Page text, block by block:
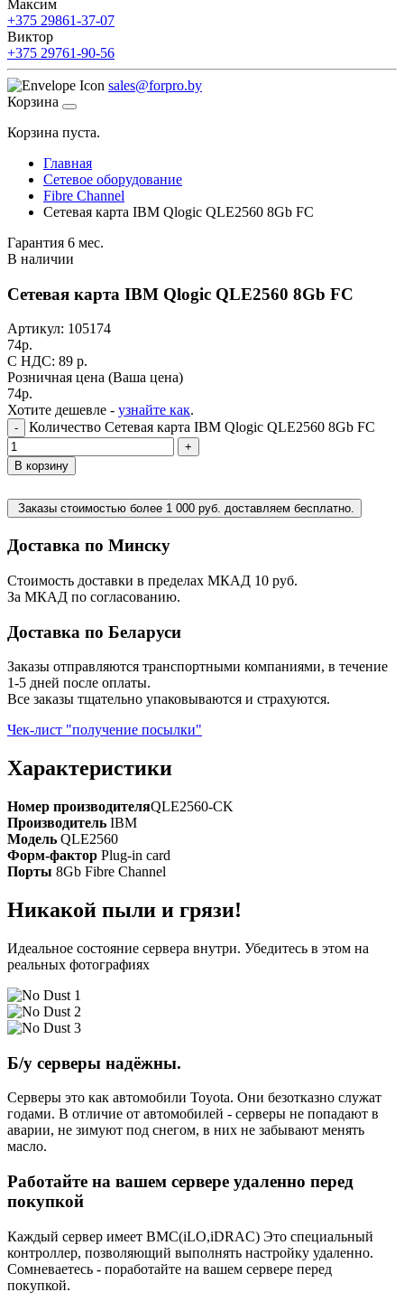
Максим
+375 29861-37-07
Виктор
+375 29761-90-56
sales@forpro.by
Корзина
Корзина пуста.
Главная
Сетевое оборудование
Fibre Channel
Сетевая карта IBM Qlogic QLE2560 8Gb FC
Гарантия 6 мес.
В наличии
Сетевая карта IBM Qlogic QLE2560 8Gb FC
Артикул: 105174
74р.
C НДС: 89 р.
Розничная цена (Ваша цена)
74р.
Хотите дешевле - узнайте как.
- Количество Сетевая карта IBM Qlogic QLE2560 8Gb FC
+
В корзину
Заказы стоимостью более 1 000 руб. доставляем бесплатно.
Доставка по Минску
Стоимость доставки в пределах МКАД 10 руб.
За МКАД по согласованию.
Доставка по Беларуси
Заказы отправляются транспортными компаниями, в течение
1-5 дней после оплаты.
Все заказы тщательно упаковываются и страхуются.
Чек-лист "получение посылки"
Характеристики
Номер производителяQLE2560-CK
Производитель IBM
Модель QLE2560
Форм-фактор Plug-in card
Порты 8Gb Fibre Channel
Никакой пыли и грязи!
Идеальное состояние сервера внутри. Убедитесь в этом на
реальных фотографиях
Б/у серверы надёжны.
Серверы это как автомобили Toyota. Они безотказно служат
годами. В отличие от автомобилей - серверы не попадают в
аварии, не зимуют под снегом, в них не забывают менять
масло.
Работайте на вашем сервере удаленно перед
покупкой
Каждый сервер имеет BMC(iLO,iDRAC) Это специальный
контроллер, позволяющий выполнять настройку удаленно.
Сомневаетесь - поработайте на вашем сервере перед
покупкой.